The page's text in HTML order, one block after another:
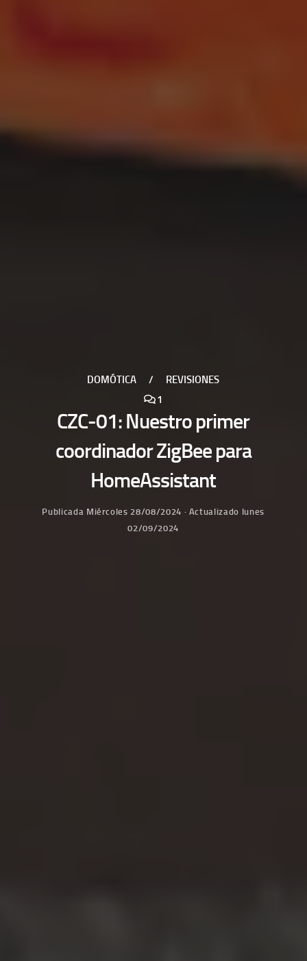
DOMÓTICA /
REVISIONES
1
CZC-01: Nuestro primer
coordinador ZigBee para
HomeAssistant
Publicada Miércoles 28/08/2024 · Actualizado lunes
02/09/2024